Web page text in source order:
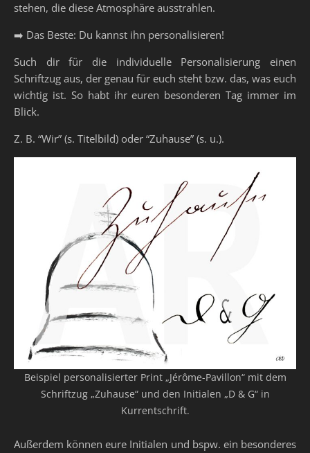
stehen, die diese Atmosphäre ausstrahlen.
➡️ Das Beste: Du kannst ihn personalisieren!
Such dir für die individuelle Personalisierung einen
Schriftzug aus, der genau für euch steht bzw. das, was euch
wichtig ist. So habt ihr euren besonderen Tag immer im
Blick.
Z. B. “Wir” (s. Titelbild) oder “Zuhause” (s. u.).
Beispiel personalisierter Print „Jérôme-Pavillon“ mit dem
Schriftzug „Zuhause“ und den Initialen „D & G“ in
Kurrentschrift.
Außerdem können eure Initialen und bspw. ein besonderes